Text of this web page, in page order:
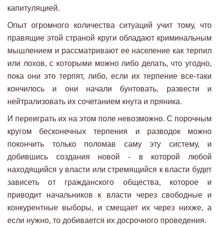
капитуляцией.
Опыт огромного количества ситуаций учит тому, что
правящие этой страной круги обладают криминальным
мышлением и рассматривают ее население как терпил
или лохов, с которыми можно либо делать, что угодно,
пока они это терпят, либо, если их терпение все-таки
кончилось и они начали бунтовать, развести и
нейтрализовать их сочетанием кнута и пряника.
И переиграть их на этом поле невозможно. С порочным
кругом бесконечных терпения и разводок можно
покончить только поломав саму эту систему, и
добившись создания новой - в которой любой
находящийся у власти или стремящийся к власти будет
зависеть от гражданского общества, которое и
приводит начальников к власти через свободные и
конкурентные выборы, и смещает их через нихже, а
если нужно, то добивается их досрочного проведения.